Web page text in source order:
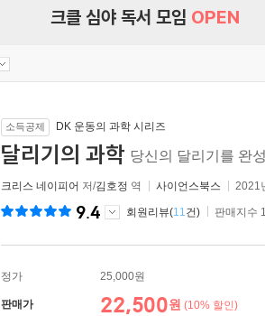
크클 심야 독서 모임 OPEN
소득공제 DK 운동의 과학 시리즈
달리기의 과학 당신의 달리기를 완
크리스 네이피어 저/김호정 역 사이언스북스 2021
9.4 회원리뷰(11건) 판매지수
정가 25,000원
판매가 22,500원 (10% 할인)